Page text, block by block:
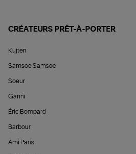
CRÉATEURS PRÊT-À-PORTER
Kujten
Samsoe Samsoe
Soeur
Ganni
Éric Bompard
Barbour
Ami Paris